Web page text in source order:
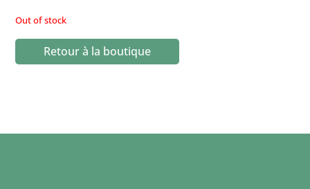
Out of stock
Retour à la boutique